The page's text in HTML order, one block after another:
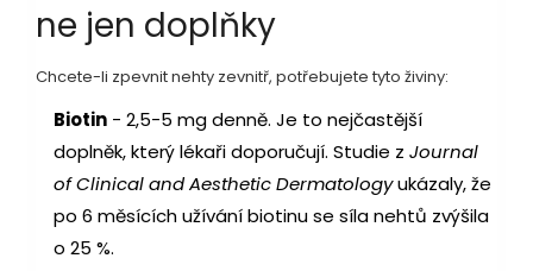
ne jen doplňky
Chcete-li zpevnit nehty zevnitř, potřebujete tyto živiny:
Biotin - 2,5-5 mg denně. Je to nejčastější
doplněk, který lékaři doporučují. Studie z Journal
of Clinical and Aesthetic Dermatologyukázaly, že
po 6 měsících užívání biotinu se síla nehtů zvýšila
o 25 %.